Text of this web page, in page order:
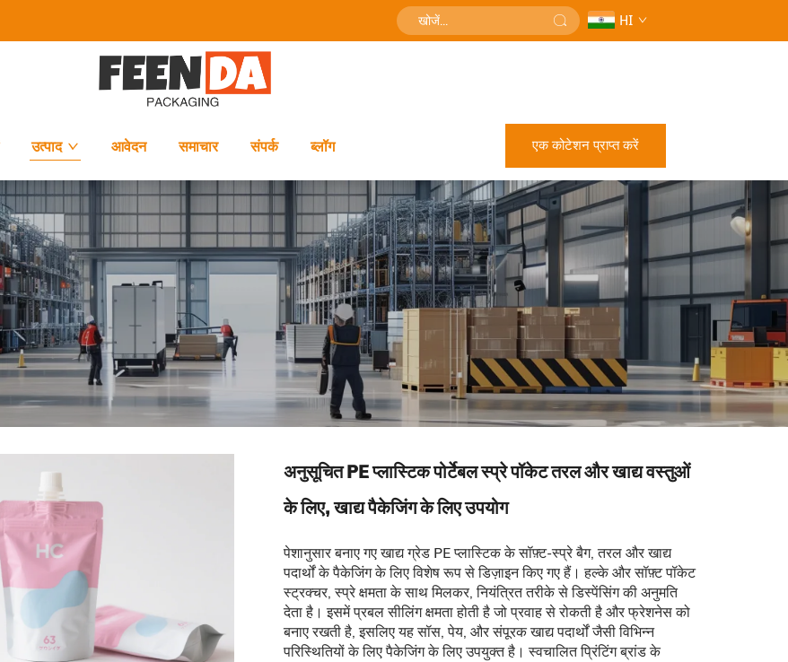
HI
उत्पाद आवेदन समाचार संपर्क ब्लॉग एक कोटेशन प्राप्त करें
अनुसूचित PE प्लास्टिक पोर्टेबल स्प्रे पॉकेट तरल और खाद्य वस्तुओं
के लिए, खाद्य पैकेजिंग के लिए उपयोग
पेशानुसार बनाए गए खाद्य ग्रेड PE प्लास्टिक के सॉफ़्ट-स्प्रे बैग, तरल और खाद्य
पदार्थों के पैकेजिंग के लिए विशेष रूप से डिज़ाइन किए गए हैं। हल्के और सॉफ़्ट पॉकेट
स्ट्रक्चर, स्प्रे क्षमता के साथ मिलकर, नियंत्रित तरीके से डिस्पेंसिंग की अनुमति
देता है। इसमें प्रबल सीलिंग क्षमता होती है जो प्रवाह से रोकती है और फ्रेशनेस को
बनाए रखती है, इसलिए यह सॉस, पेय, और संपूरक खाद्य पदार्थों जैसी विभिन्न
परिस्थितियों के लिए पैकेजिंग के लिए उपयुक्त है। स्वचालित प्रिंटिंग ब्रांड के